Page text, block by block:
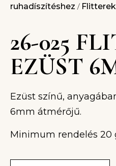
ruhadíszítéshez / Flitterek
26-025
EZÜST
Ezüst színű,
6mm átmérőjű.
Minimum rendelés 20